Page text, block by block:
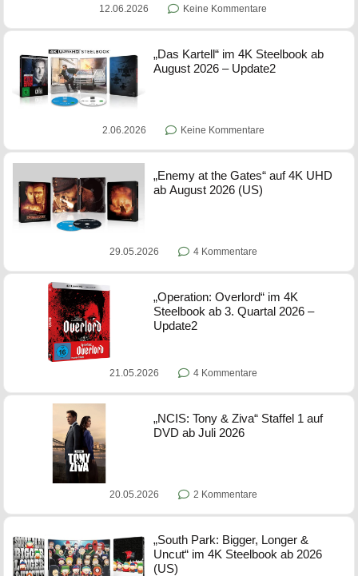
12.06.2026 Keine Kommentare
„Das Kartell“ im 4K Steelbook ab
August 2026 – Update2
2.06.2026 Keine Kommentare
„Enemy at the Gates“ auf 4K UHD
ab August 2026 (US)
29.05.2026 4 Kommentare
„Operation: Overlord“ im 4K
Steelbook ab 3. Quartal 2026 –
Update2
21.05.2026 4 Kommentare
„NCIS: Tony & Ziva“ Staffel 1 auf
DVD ab Juli 2026
20.05.2026 2 Kommentare
„South Park: Bigger, Longer &
Uncut“ im 4K Steelbook ab 2026
(US)